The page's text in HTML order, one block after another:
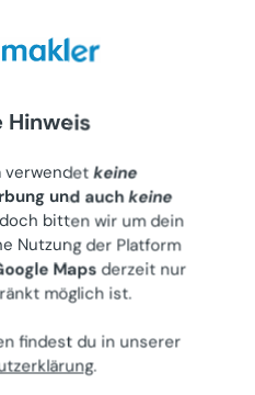
Wohnung (rd.
mit Balkon und
Hinweis
verwendetkeine
und auchkeine
bitten wir um dein
Nutzung der Platform
Maps derzeit nur
möglich ist.
findest du in unserer
.